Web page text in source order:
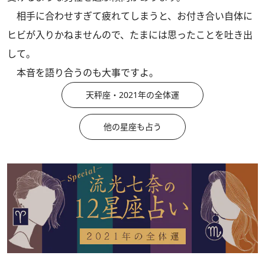
相手に合わせすぎて疲れてしまうと、お付き合い自体に
ヒビが入りかねませんので、たまには思ったことを吐き出
して。
本音を語り合うのも大事ですよ。
天秤座・2021年の全体運
他の星座も占う